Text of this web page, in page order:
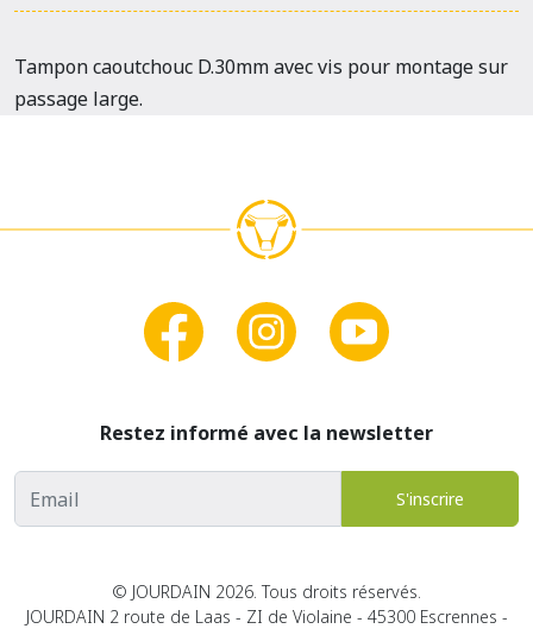
Tampon caoutchouc D.30mm avec vis pour montage sur
passage large.
Restez informé avec la newsletter
Adresse email
S'inscrire
© JOURDAIN 2026. Tous droits réservés.
JOURDAIN 2 route de Laas - ZI de Violaine - 45300 Escrennes -